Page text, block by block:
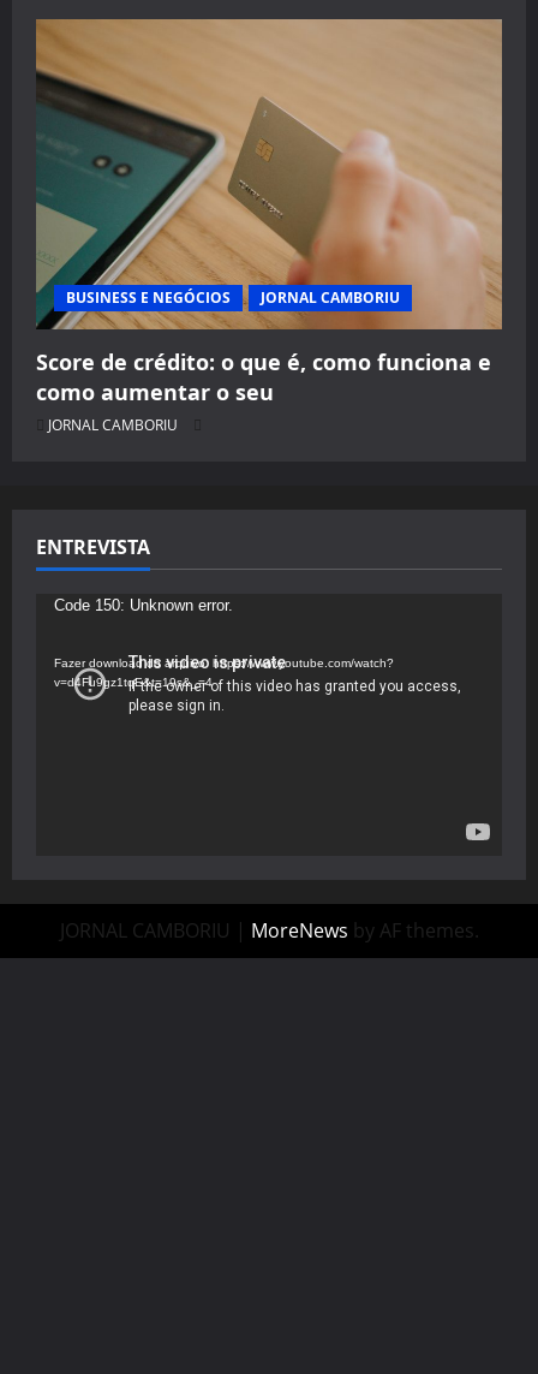
BUSINESS E NEGÓCIOS JORNAL CAMBORIU
Score de crédito: o que é, como funciona e
como aumentar o seu
JORNAL CAMBORIU
ENTREVISTA
Tocador
vídeo
Code 150: Unknown error.
Fazer download do arquivo: https://www.youtube.com/watch?
v=d4Fu9gz1tqE&t=19s&_=4
JORNAL CAMBORIU | MoreNews by AF themes.